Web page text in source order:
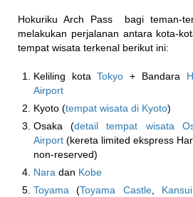
Hokuriku Arch Pass bagi teman-
melakukan perjalanan antara kota-
tempat wisata terkenal berikut ini:
Keliling kotaTokyo + Bandara
Airport
Kyoto (tempat wisata di Kyoto)
Osaka (detail tempat wisata
Airport (kereta limited ekspress
non-reserved)
Nara dan Kobe
Toyama (Toyama Castle,